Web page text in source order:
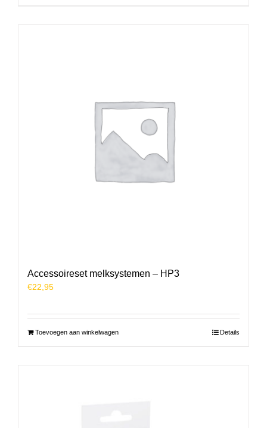
Accessoireset melksystemen – HP3
€22,95
Toevoegen aan winkelwagen Details